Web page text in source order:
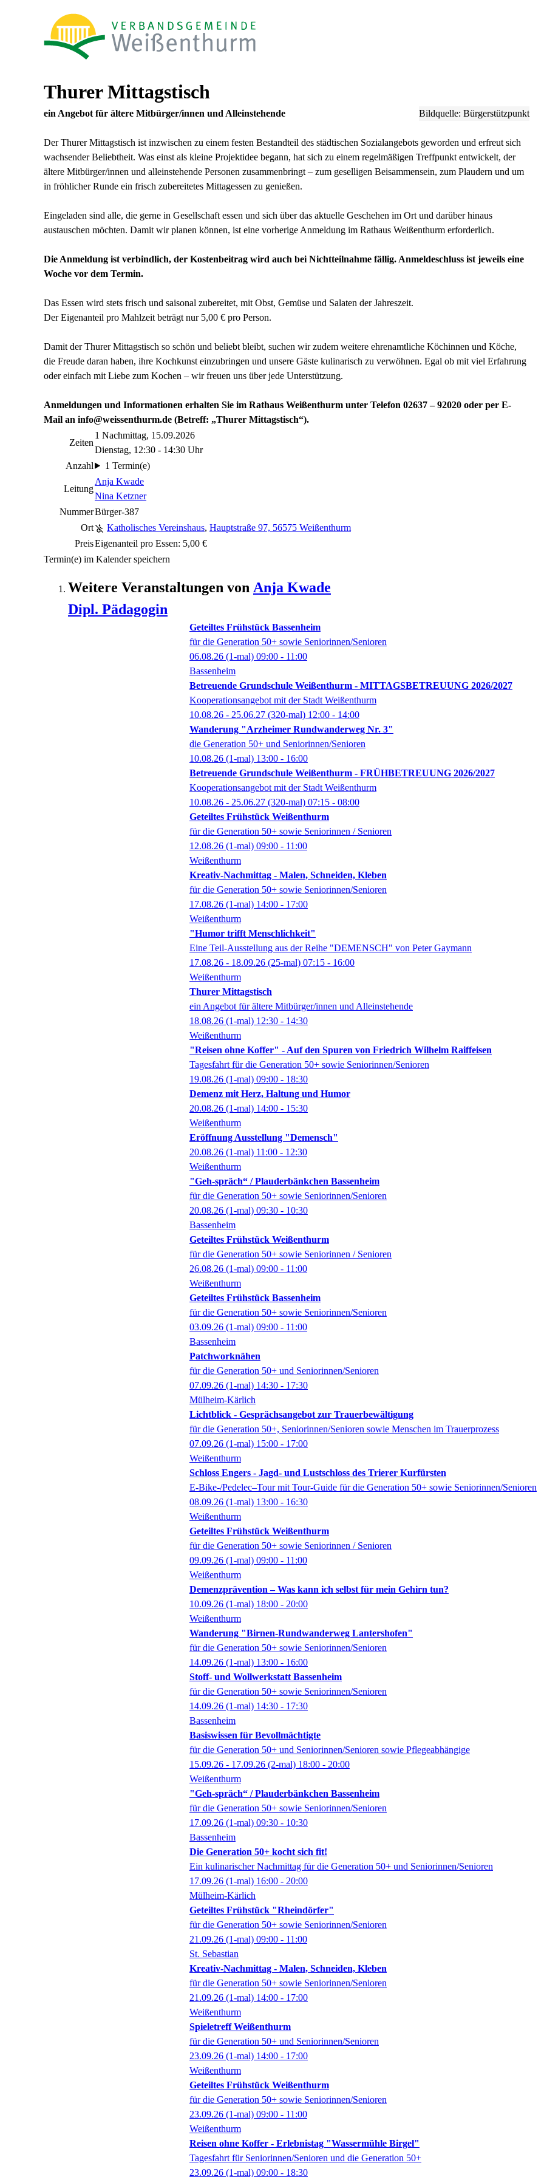
Thurer Mittagstisch
Bildquelle: Bürgerstützpunkt
ein Angebot für ältere Mitbürger/innen und Alleinstehende
Der Thurer Mittagstisch ist inzwischen zu einem festen Bestandteil des städtischen Sozialangebots geworden und erfreut sich
wachsender Beliebtheit. Was einst als kleine Projektidee begann, hat sich zu einem regelmäßigen Treffpunkt entwickelt, der
ältere Mitbürger/innen und alleinstehende Personen zusammenbringt – zum geselligen Beisammensein, zum Plaudern und um
in fröhlicher Runde ein frisch zubereitetes Mittagessen zu genießen.
Eingeladen sind alle, die gerne in Gesellschaft essen und sich über das aktuelle Geschehen im Ort und darüber hinaus
austauschen möchten. Damit wir planen können, ist eine vorherige Anmeldung im Rathaus Weißenthurm erforderlich.
Die Anmeldung ist verbindlich, der Kostenbeitrag wird auch bei Nichtteilnahme fällig. Anmeldeschluss ist jeweils eine
Woche vor dem Termin.
Das Essen wird stets frisch und saisonal zubereitet, mit Obst, Gemüse und Salaten der Jahreszeit.
Der Eigenanteil pro Mahlzeit beträgt nur 5,00 € pro Person.
Damit der Thurer Mittagstisch so schön und beliebt bleibt, suchen wir zudem weitere ehrenamtliche Köchinnen und Köche,
die Freude daran haben, ihre Kochkunst einzubringen und unsere Gäste kulinarisch zu verwöhnen. Egal ob mit viel Erfahrung
oder einfach mit Liebe zum Kochen – wir freuen uns über jede Unterstützung.
Anmeldungen und Informationen erhalten Sie im Rathaus Weißenthurm unter Telefon 02637 – 92020 oder per E-
Mail an info@weissenthurm.de (Betreff: „Thurer Mittagstisch“).
Zeiten
1 Nachmittag, 15.09.2026
Dienstag, 12:30 - 14:30 Uhr
Anzahl
1 Termin(e)
Leitung
Anja Kwade
Nina Ketzner
NummerBürger-387
Ort
Katholisches Vereinshaus, Hauptstraße 97, 56575 Weißenthurm
PreisEigenanteil pro Essen: 5,00 €
Termin(e) im Kalender speichern
Weitere Veranstaltungen von Anja Kwade
Dipl. Pädagogin
Geteiltes Frühstück Bassenheim
für die Generation 50+ sowie Seniorinnen/Senioren
06.08.26 (1-mal) 09:00 - 11:00
Bassenheim
Betreuende Grundschule Weißenthurm - MITTAGSBETREUUNG 2026/2027
Kooperationsangebot mit der Stadt Weißenthurm
10.08.26 - 25.06.27 (320-mal) 12:00 - 14:00
Wanderung "Arzheimer Rundwanderweg Nr. 3"
die Generation 50+ und Seniorinnen/Senioren
10.08.26 (1-mal) 13:00 - 16:00
Betreuende Grundschule Weißenthurm - FRÜHBETREUUNG 2026/2027
Kooperationsangebot mit der Stadt Weißenthurm
10.08.26 - 25.06.27 (320-mal) 07:15 - 08:00
Geteiltes Frühstück Weißenthurm
für die Generation 50+ sowie Seniorinnen / Senioren
12.08.26 (1-mal) 09:00 - 11:00
Weißenthurm
Kreativ-Nachmittag - Malen, Schneiden, Kleben
für die Generation 50+ sowie Seniorinnen/Senioren
17.08.26 (1-mal) 14:00 - 17:00
Weißenthurm
"Humor trifft Menschlichkeit"
Eine Teil-Ausstellung aus der Reihe "DEMENSCH" von Peter Gaymann
17.08.26 - 18.09.26 (25-mal) 07:15 - 16:00
Weißenthurm
Thurer Mittagstisch
ein Angebot für ältere Mitbürger/innen und Alleinstehende
18.08.26 (1-mal) 12:30 - 14:30
Weißenthurm
"Reisen ohne Koffer" - Auf den Spuren von Friedrich Wilhelm Raiffeisen
Tagesfahrt für die Generation 50+ sowie Seniorinnen/Senioren
19.08.26 (1-mal) 09:00 - 18:30
Demenz mit Herz, Haltung und Humor
20.08.26 (1-mal) 14:00 - 15:30
Weißenthurm
Eröffnung Ausstellung "Demensch"
20.08.26 (1-mal) 11:00 - 12:30
Weißenthurm
"Geh-spräch“ / Plauderbänkchen Bassenheim
für die Generation 50+ sowie Seniorinnen/Senioren
20.08.26 (1-mal) 09:30 - 10:30
Bassenheim
Geteiltes Frühstück Weißenthurm
für die Generation 50+ sowie Seniorinnen / Senioren
26.08.26 (1-mal) 09:00 - 11:00
Weißenthurm
Geteiltes Frühstück Bassenheim
für die Generation 50+ sowie Seniorinnen/Senioren
03.09.26 (1-mal) 09:00 - 11:00
Bassenheim
Patchworknähen
für die Generation 50+ und Seniorinnen/Senioren
07.09.26 (1-mal) 14:30 - 17:30
Mülheim-Kärlich
Lichtblick - Gesprächsangebot zur Trauerbewältigung
für die Generation 50+, Seniorinnen/Senioren sowie Menschen im Trauerprozess
07.09.26 (1-mal) 15:00 - 17:00
Weißenthurm
Schloss Engers - Jagd- und Lustschloss des Trierer Kurfürsten
E-Bike-/Pedelec–Tour mit Tour-Guide für die Generation 50+ sowie Seniorinnen/Senioren
08.09.26 (1-mal) 13:00 - 16:30
Weißenthurm
Geteiltes Frühstück Weißenthurm
für die Generation 50+ sowie Seniorinnen / Senioren
09.09.26 (1-mal) 09:00 - 11:00
Weißenthurm
Demenzprävention – Was kann ich selbst für mein Gehirn tun?
10.09.26 (1-mal) 18:00 - 20:00
Weißenthurm
Wanderung "Birnen-Rundwanderweg Lantershofen"
für die Generation 50+ sowie Seniorinnen/Senioren
14.09.26 (1-mal) 13:00 - 16:00
Stoff- und Wollwerkstatt Bassenheim
für die Generation 50+ sowie Seniorinnen/Senioren
14.09.26 (1-mal) 14:30 - 17:30
Bassenheim
Basiswissen für Bevollmächtigte
für die Generation 50+ und Seniorinnen/Senioren sowie Pflegeabhängige
15.09.26 - 17.09.26 (2-mal) 18:00 - 20:00
Weißenthurm
"Geh-spräch“ / Plauderbänkchen Bassenheim
für die Generation 50+ sowie Seniorinnen/Senioren
17.09.26 (1-mal) 09:30 - 10:30
Bassenheim
Die Generation 50+ kocht sich fit!
Ein kulinarischer Nachmittag für die Generation 50+ und Seniorinnen/Senioren
17.09.26 (1-mal) 16:00 - 20:00
Mülheim-Kärlich
Geteiltes Frühstück "Rheindörfer"
für die Generation 50+ sowie Seniorinnen/Senioren
21.09.26 (1-mal) 09:00 - 11:00
St. Sebastian
Kreativ-Nachmittag - Malen, Schneiden, Kleben
für die Generation 50+ sowie Seniorinnen/Senioren
21.09.26 (1-mal) 14:00 - 17:00
Weißenthurm
Spieletreff Weißenthurm
für die Generation 50+ und Seniorinnen/Senioren
23.09.26 (1-mal) 14:00 - 17:00
Weißenthurm
Geteiltes Frühstück Weißenthurm
für die Generation 50+ sowie Seniorinnen/Senioren
23.09.26 (1-mal) 09:00 - 11:00
Weißenthurm
Reisen ohne Koffer - Erlebnistag "Wassermühle Birgel"
Tagesfahrt für Seniorinnen/Senioren und die Generation 50+
23.09.26 (1-mal) 09:00 - 18:30